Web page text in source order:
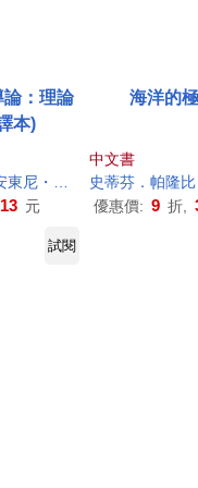
論：理論
本)
東尼 ・貝特曼 林玉華 樊雪
元
海洋的
中文書
史蒂芬．帕隆比
優惠價: 9 折,
試閱